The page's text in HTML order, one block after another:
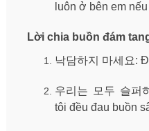
luôn ở bên em
Lời chia buồn đám
낙담하지 마세요:
우리는 모두 슬퍼
tôi đều đau buồn